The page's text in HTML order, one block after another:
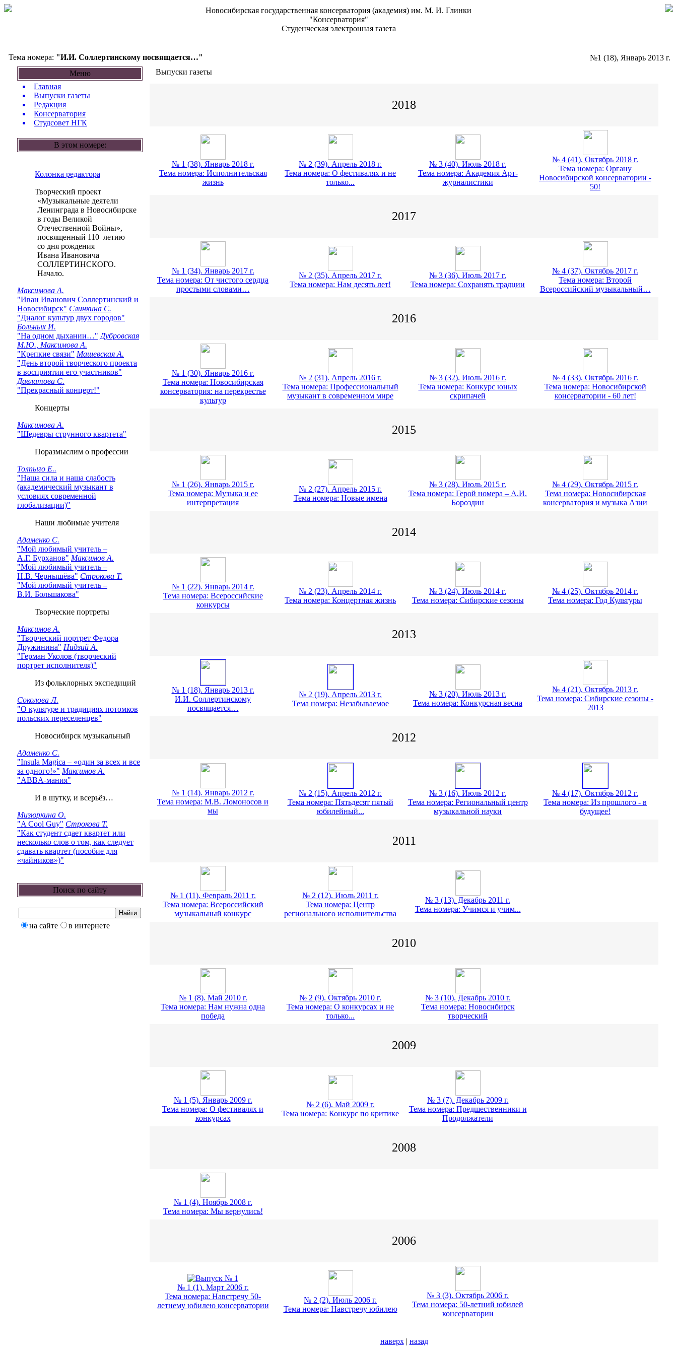
Новосибирская государственная консерватория (академия) им. М. И. Глинки
"Консерватория"
Студенческая электронная газета
Тема номера: "И.И. Соллертинскому посвящается…"
№1 (18), Январь 2013 г.
Меню
Главная
Выпуски газеты
Редакция
Консерватория
Студсовет НГК
В этом номере:
Колонка редактора
Творческий проект
«Музыкальные деятели
Ленинграда в Новосибирске
в годы Великой
Отечественной Войны»,
посвященный 110–летию
со дня рождения
Ивана Ивановича
СОЛЛЕРТИНСКОГО.
Начало.
Максимова А.
"Иван Иванович Соллертинский и
Новосибирск" Слинкина С.
"Диалог культур двух городов"
Больных И.
"На одном дыхании…" Дубровская
М.Ю., Максимова А.
"Крепкие связи" Машевская А.
"День второй творческого проекта
в восприятии его участников"
Давлатова С.
"Прекрасный концерт!"
Концерты
Максимова А.
"Шедевры струнного квартета"
Поразмыслим о профессии
Толпыго Е..
"Наша сила и наша слабость
(академический музыкант в
условиях современной
глобализации)"
Наши любимые учителя
Адаменко С.
"Мой любимый учитель –
А.Г. Бурханов" Максимов А.
"Мой любимый учитель –
Н.В. Чернышёва" Строкова Т.
"Мой любимый учитель –
В.И. Большакова"
Творческие портреты
Максимов А.
"Творческий портрет Федора
Дружинина" Нидзий А.
"Герман Уколов (творческий
портрет исполнителя)"
Из фольклорных экспедиций
Соколова Л.
"О культуре и традициях потомков
польских переселенцев"
Новосибирск музыкальный
Адаменко С.
"Insula Magica – «один за всех и все
за одного!»" Максимов А.
"ABBA-мания"
И в шутку, и всерьёз…
Мизюркина О.
"A Cool Guy" Строкова Т.
"Как студент сдает квартет или
несколько слов о том, как следует
сдавать квартет (пособие для
«чайников»)"
Поиск по сайту
на сайте в интернете
Выпуски газеты
2018
№ 1 (38). Январь 2018 г.
Тема номера: Исполнительская
жизнь
№ 2 (39). Апрель 2018 г.
Тема номера: О фестивалях и не
только...
№ 3 (40). Июль 2018 г.
Тема номера: Академия Арт-
журналистики
№ 4 (41). Октябрь 2018 г.
Тема номера: Органу
Новосибирской консерватории -
50!
2017
№ 1 (34). Январь 2017 г.
Тема номера: От чистого сердца
простыми словами…
№ 2 (35). Апрель 2017 г.
Тема номера: Нам десять лет!
№ 3 (36). Июль 2017 г.
Тема номера: Сохранять традции
№ 4 (37). Октябрь 2017 г.
Тема номера: Второй
Всероссийский музыкальный…
2016
№ 1 (30). Январь 2016 г.
Тема номера: Новосибирская
консерватория: на перекрестье
культур
№ 2 (31). Апрель 2016 г.
Тема номера: Профессиональный
музыкант в современном мире
№ 3 (32). Июль 2016 г.
Тема номера: Конкурс юных
скрипачей
№ 4 (33). Октябрь 2016 г.
Тема номера: Новосибирской
консерватории - 60 лет!
2015
№ 1 (26). Январь 2015 г.
Тема номера: Музыка и ее
интерпретация
№ 2 (27). Апрель 2015 г.
Тема номера: Новые имена
№ 3 (28). Июль 2015 г.
Тема номера: Герой номера – А.И.
Бороздин
№ 4 (29). Октябрь 2015 г.
Тема номера: Новосибирская
консерватория и музыка Азии
2014
№ 1 (22). Январь 2014 г.
Тема номера: Всероссийские
конкурсы
№ 2 (23). Апрель 2014 г.
Тема номера: Концертная жизнь
№ 3 (24). Июль 2014 г.
Тема номера: Сибирские сезоны
№ 4 (25). Октябрь 2014 г.
Тема номера: Год Культуры
2013
№ 1 (18). Январь 2013 г.
И.И. Соллертинскому
посвящается…
№ 2 (19). Апрель 2013 г.
Тема номера: Незабываемое
№ 3 (20). Июль 2013 г.
Тема номера: Конкурсная весна
№ 4 (21). Октябрь 2013 г.
Тема номера: Сибирские сезоны -
2013
2012
№ 1 (14). Январь 2012 г.
Тема номера: М.В. Ломоносов и
мы
№ 2 (15). Апрель 2012 г.
Тема номера: Пятьдесят пятый
юбилейный...
№ 3 (16). Июль 2012 г.
Тема номера: Региональный центр
музыкальной науки
№ 4 (17). Октябрь 2012 г.
Тема номера: Из прошлого - в
будущее!
2011
№ 1 (11). Февраль 2011 г.
Тема номера: Всероссийский
музыкальный конкурс
№ 2 (12). Июль 2011 г.
Тема номера: Центр
регионального исполнительства
№ 3 (13). Декабрь 2011 г.
Тема номера: Учимся и учим...
2010
№ 1 (8). Май 2010 г.
Тема номера: Нам нужна одна
победа
№ 2 (9). Октябрь 2010 г.
Тема номера: О конкурсах и не
только...
№ 3 (10). Декабрь 2010 г.
Тема номера: Новосибирск
творческий
2009
№ 1 (5). Январь 2009 г.
Тема номера: О фестивалях и
конкурсах
№ 2 (6). Май 2009 г.
Тема номера: Конкурс по критике
№ 3 (7). Декабрь 2009 г.
Тема номера: Предшественники и
Продолжатели
2008
№ 1 (4). Ноябрь 2008 г.
Тема номера: Мы вернулись!
2006
№ 1 (1). Март 2006 г.
Тема номера: Навстречу 50-
летнему юбилею консерватории
№ 2 (2). Июль 2006 г.
Тема номера: Навстречу юбилею
№ 3 (3). Октябрь 2006 г.
Тема номера: 50-летний юбилей
консерватории
наверх| назад